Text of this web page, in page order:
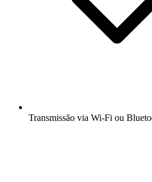
Transmissão via Wi-Fi ou